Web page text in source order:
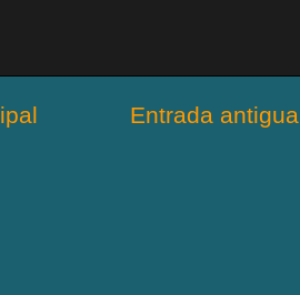
Entrada antigua